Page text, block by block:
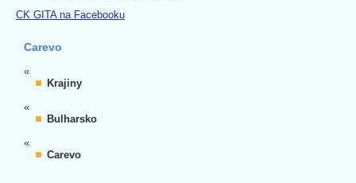
CK GITA na Facebooku
Carevo
«
Krajiny
«
Bulharsko
«
Carevo